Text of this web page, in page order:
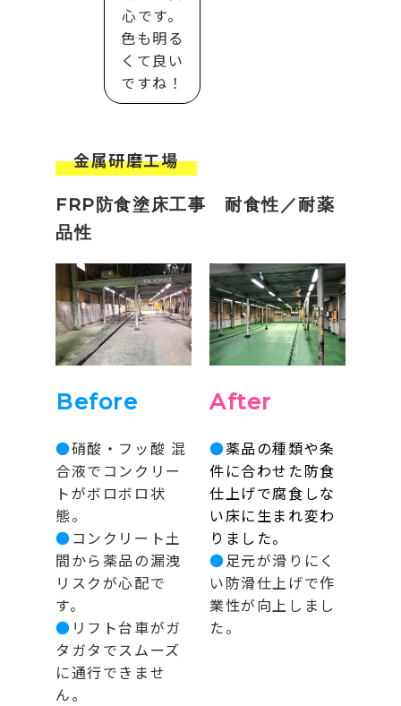
心です。
色も明る
くて良い
ですね！
金属研磨工場
FRP防食塗床工事 耐食性／耐薬
品性
Before
●硝酸・フッ酸 混
合液でコンクリー
トがボロボロ状
態。
●コンクリート土
間から薬品の漏洩
リスクが心配で
す。
● リフト台車がガ
タガタでスムーズ
に通行できませ
ん。
After
●薬品の種類や条
件に合わせた防食
仕上げで腐食しな
い床に生まれ変わ
りました。
●足元が滑りにく
い防滑仕上げで作
業性が向上しまし
た。